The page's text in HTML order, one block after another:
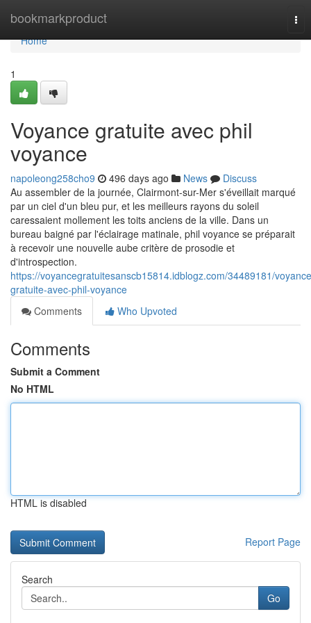
bookmarkproduct
Home
Home
1
Voyance gratuite avec phil
voyance
napoleong258cho9 496 days ago News
Discuss
Au assembler de la journée, Clairmont-sur-Mer s'éveillait marqué
par un ciel d'un bleu pur, et les meilleurs rayons du soleil
caressaient mollement les toits anciens de la ville. Dans un
bureau baigné par l'éclairage matinale, phil voyance se préparait
à recevoir une nouvelle aube critère de prosodie et
d'introspection.
https://voyancegratuitesanscb15814.idblogz.com/34489181/
gratuite-avec-phil-voyance
Comments
Who Upvoted
Comments
Submit a Comment
No HTML
HTML is disabled
Report Page
Search
Go